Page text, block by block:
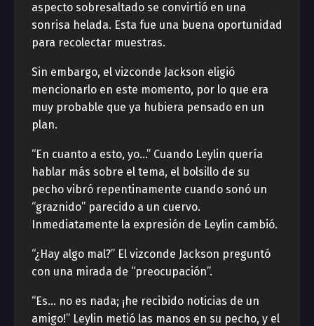
aspecto sobresaltado se convirtió en una
sonrisa helada. Esta fue una buena oportunidad
para recolectar muestras.
Sin embargo, el vizconde Jackson eligió
mencionarlo en este momento, por lo que era
muy probable que ya hubiera pensado en un
plan.
“En cuanto a esto, yo…” Cuando Leylin quería
hablar más sobre el tema, el bolsillo de su
pecho vibró repentinamente cuando sonó un
“graznido” parecido a un cuervo.
Inmediatamente la expresión de Leylin cambió.
“¿Hay algo mal?” El vizconde Jackson preguntó
con una mirada de “preocupación”.
“Es… no es nada; ¡he recibido noticias de un
amigo!” Leylin metió las manos en su pecho, y el